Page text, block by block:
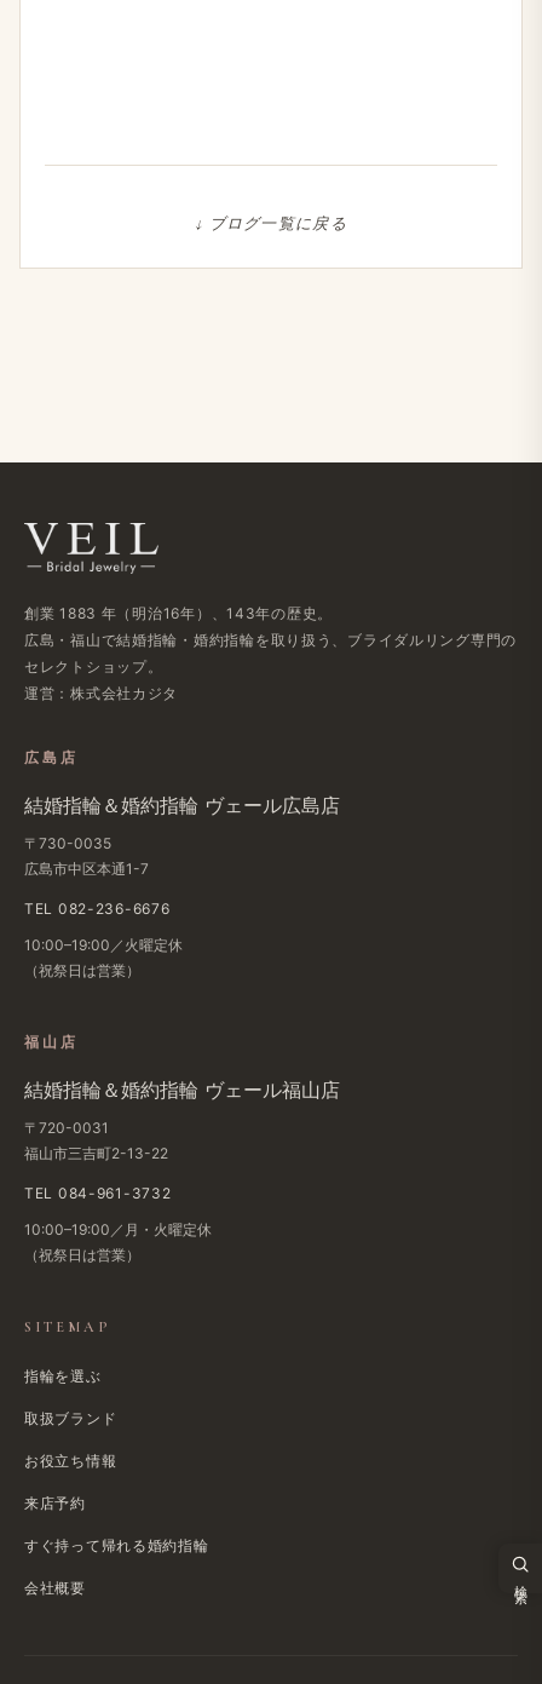
↓ ブログ一覧に戻る
創業 1883 年（明治16年）、143年の歴史。
広島・福山で結婚指輪・婚約指輪を取り扱う、ブライダルリング専門の
セレクトショップ。
運営：株式会社カジタ
広島店
結婚指輪＆婚約指輪 ヴェール広島店
〒730-0035
広島市中区本通1-7
TEL 082-236-6676
10:00–19:00／火曜定休
（祝祭日は営業）
福山店
結婚指輪＆婚約指輪 ヴェール福山店
〒720-0031
福山市三吉町2-13-22
TEL 084-961-3732
10:00–19:00／月・火曜定休
（祝祭日は営業）
SITEMAP
指輪を選ぶ
取扱ブランド
お役立ち情報
来店予約
すぐ持って帰れる婚約指輪
会社概要